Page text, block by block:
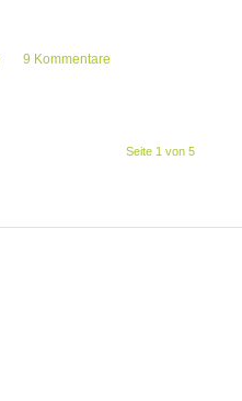
9 Kommentare
Seite 1 von 5